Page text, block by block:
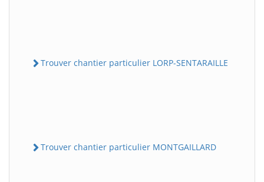
Trouver chantier particulier LORP-SENTARAILLE
Trouver chantier particulier MONTGAILLARD